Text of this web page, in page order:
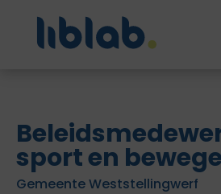
sport en
Gemeente Weststellingwerf